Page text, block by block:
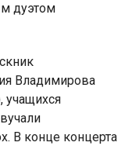
дуэтом
Владимирова
учащихся
В конце концерта